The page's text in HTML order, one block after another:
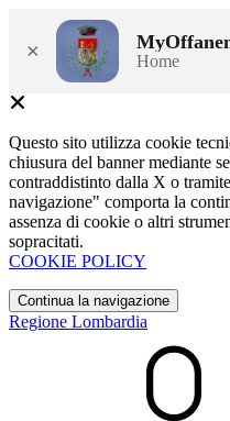
× Home
Questo sito utilizza cookie
chiusura del banner mediante
contraddistinto dalla X o
navigazione" comporta la
assenza di cookie o altri
sopracitati.
COOKIE POLICY
Continua la navigazione
Regione Lombardia